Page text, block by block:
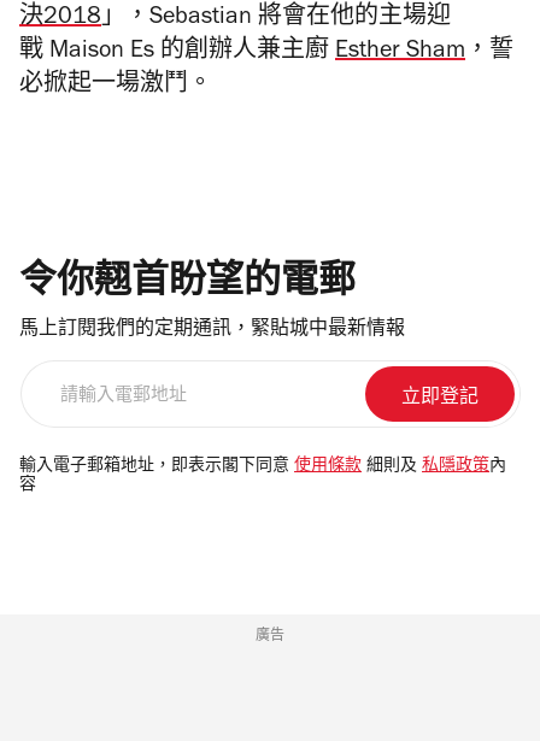
決2018」， Sebastian 將會在他的主場迎
戰 Maison Es 的創辦人兼主廚 Esther Sham ，誓
必掀起一場激鬥。
令你翹首盼望的電郵
馬上訂閱我們的定期通訊，緊貼城中最新情報
電
郵
輸入電子郵箱地址，即表示閣下同意 使用條款 細則及 私隱政策內
容
廣告